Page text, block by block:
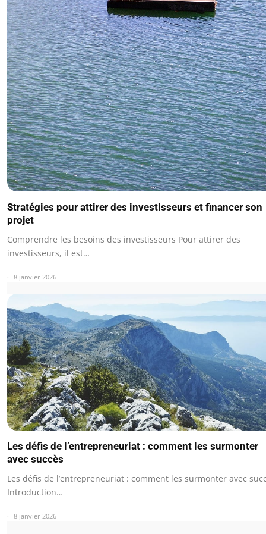
Stratégies pour attirer des investisseurs et financer son
projet
Comprendre les besoins des investisseurs Pour attirer des
investisseurs, il est…
8 janvier 2026
Les défis de l’entrepreneuriat : comment les surmonter
avec succès
Les défis de l’entrepreneuriat : comment les surmonter avec
Introduction…
8 janvier 2026